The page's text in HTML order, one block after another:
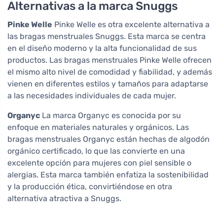
Alternativas a la marca Snuggs
Pinke Welle Pinke Welle es otra excelente alternativa a
las bragas menstruales Snuggs. Esta marca se centra
en el diseño moderno y la alta funcionalidad de sus
productos. Las bragas menstruales Pinke Welle ofrecen
el mismo alto nivel de comodidad y fiabilidad, y además
vienen en diferentes estilos y tamaños para adaptarse
a las necesidades individuales de cada mujer.
Organyc La marca Organyc es conocida por su
enfoque en materiales naturales y orgánicos. Las
bragas menstruales Organyc están hechas de algodón
orgánico certificado, lo que las convierte en una
excelente opción para mujeres con piel sensible o
alergias. Esta marca también enfatiza la sostenibilidad
y la producción ética, convirtiéndose en otra
alternativa atractiva a Snuggs.